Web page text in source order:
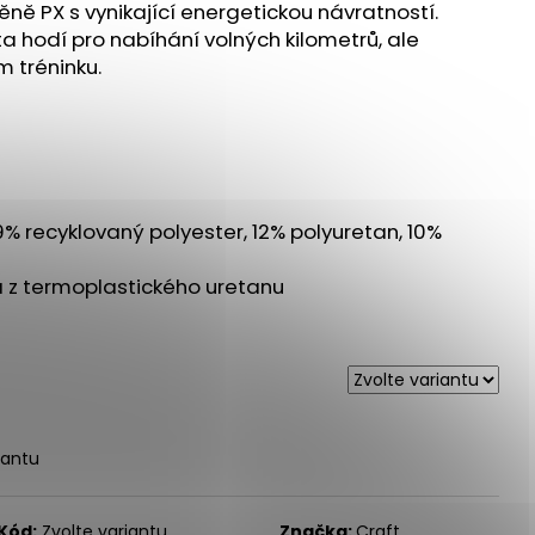
PX s vynikající energetickou návratností.
hodí pro nabíhání volných kilometrů, ale
tréninku.
recyklovaný polyester, 12% polyuretan, 10%
z termoplastického uretanu
ULTRA 3 BLACK/DUSK